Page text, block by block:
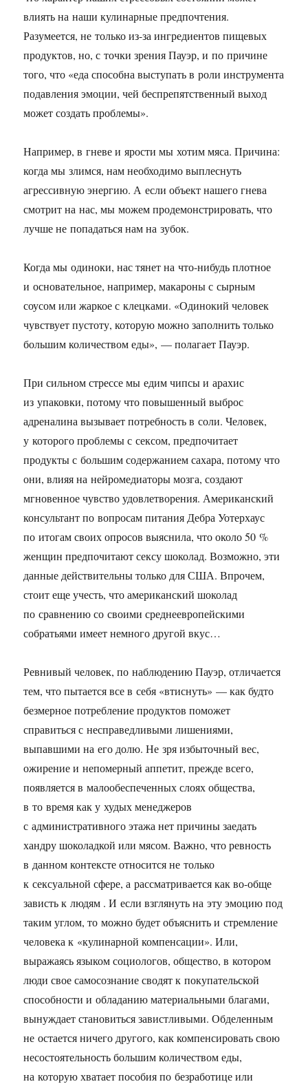
влиять на наши кулинарные предпочтения.
Разумеется, не только из-за ингредиентов пищевых
продуктов, но, с точки зрения Пауэр, и по причине
того, что «еда способна выступать в роли инструмента
подавления эмоции, чей беспрепятственный выход
может создать проблемы».
Например, в гневе и ярости мы хотим мяса. Причина:
когда мы злимся, нам необходимо выплеснуть
агрессивную энергию. А если объект нашего гнева
смотрит на нас, мы можем продемонстрировать, что
лучше не попадаться нам на зубок.
Когда мы одиноки, нас тянет на что-нибудь плотное
и основательное, например, макароны с сырным
соусом или жаркое с клецками. «Одинокий человек
чувствует пустоту, которую можно заполнить только
большим количеством еды», — полагает Пауэр.
При сильном стрессе мы едим чипсы и арахис
из упаковки, потому что повышенный выброс
адреналина вызывает потребность в соли. Человек,
у которого проблемы с сексом, предпочитает
продукты с большим содержанием сахара, потому что
они, влияя на нейромедиаторы мозга, создают
мгновенное чувство удовлетворения. Американский
консультант по вопросам питания Дебра Уотерхаус
по итогам своих опросов выяснила, что около 50 %
женщин предпочитают сексу шоколад. Возможно, эти
данные действительны только для США. Впрочем,
стоит еще учесть, что американский шоколад
по сравнению со своими среднеевропейскими
собратьями имеет немного другой вкус…
Ревнивый человек, по наблюдению Пауэр, отличается
тем, что пытается все в себя «втиснуть» — как будто
безмерное потребление продуктов поможет
справиться с несправедливыми лишениями,
выпавшими на его долю. Не зря избыточный вес,
ожирение и непомерный аппетит, прежде всего,
появляется в малообеспеченных слоях общества,
в то время как у худых менеджеров
с административного этажа нет причины заедать
хандру шоколадкой или мясом. Важно, что ревность
в данном контексте относится не только
к сексуальной сфере, а рассматривается как во-обще
зависть к людям . И если взглянуть на эту эмоцию под
таким углом, то можно будет объяснить и стремление
человека к «кулинарной компенсации». Или,
выражаясь языком социологов, общество, в котором
люди свое самосознание сводят к покупательской
способности и обладанию материальными благами,
вынуждает становиться завистливыми. Обделенным
не остается ничего другого, как компенсировать свою
несостоятельность большим количеством еды,
на которую хватает пособия по безработице или